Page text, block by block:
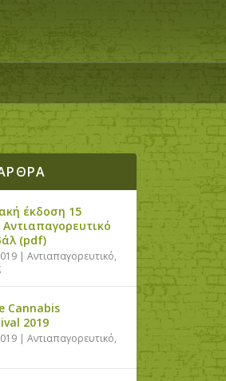
έκδοση 15
Αντιαπαγορευτικό
(pdf)
|Αντιαπαγορευτικό,
Cannabis
2019
|Αντιαπαγορευτικό,